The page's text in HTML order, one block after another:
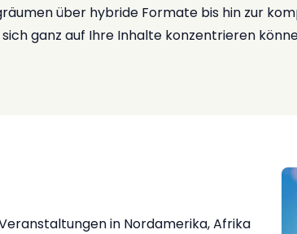
über hybride Formate bis hin zur
ganz auf Ihre Inhalte konzentrieren
in Nordamerika, Afrika